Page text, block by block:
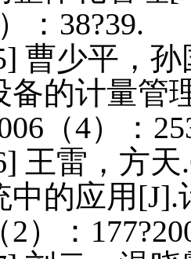
：38?39.
少平，孙
备的计量管
（4）：
雷，方天
中的应用
2）：